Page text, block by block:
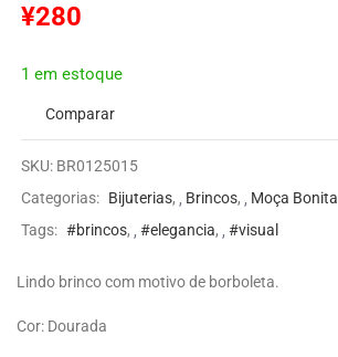
¥280
1 em estoque
Comparar
SKU: BR0125015
Categorias: Bijuterias, Brincos,
Moça Bonita
Tags: #brincos, #elegancia, #visual
Lindo brinco com motivo de borboleta.
Cor: Dourada